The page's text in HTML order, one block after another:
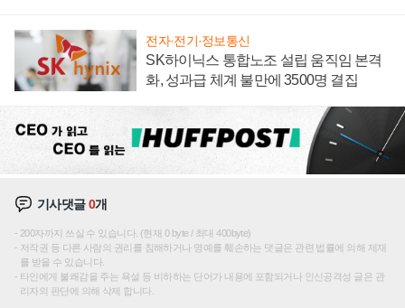
전자·전기·정보통신
SK하이닉스 통합노조 설립 움직임 본격
화, 성과급 체계 불만에 3500명 결집
기사댓글0개
200자까지 쓰실 수 있습니다. (현재 0 byte / 최대 400byte)
저작권 등 다른 사람의 권리를 침해하거나 명예를 훼손하는 댓글은 관련 법률에 의해 제재
를 받을 수 있습니다.
타인에게 불쾌감을 주는 욕설 등 비하하는 단어가 내용에 포함되거나 인신공격성 글은 관
리자의 판단에 의해 삭제 합니다.